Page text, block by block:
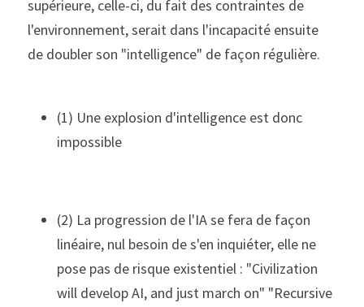
supérieure, celle-ci, du fait des contraintes de
l'environnement, serait dans l'incapacité ensuite
de doubler son "intelligence" de façon régulière.
(1) Une explosion d'intelligence est donc
impossible
(2) La progression de l'IA se fera de façon
linéaire, nul besoin de s'en inquiéter, elle ne
pose pas de risque existentiel : "Civilization
will develop AI, and just march on" "Recursive